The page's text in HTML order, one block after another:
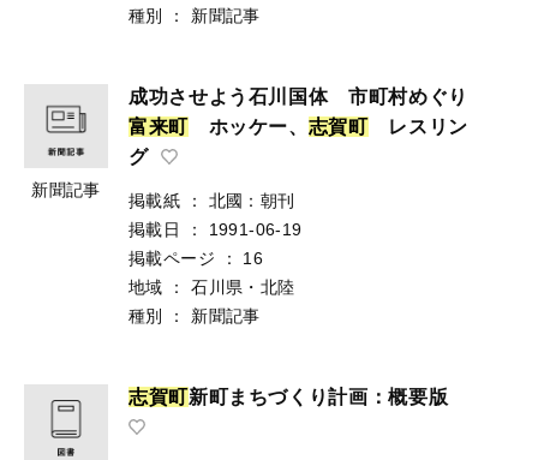
種別
： 新聞記事
新聞記事
成功させよう石川国体 市町村めぐり
富来町ホッケー、 志賀町レスリン
グ
掲載紙 ：
北國：朝刊
掲載日
：
1991-06-19
掲載ページ
：
16
地域
：
石川県・北陸
種別
： 新聞記事
志賀町新町まちづくり計画：概要版